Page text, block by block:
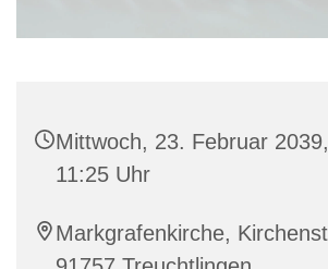
Mittwoch, 23. Februar
11:25 Uhr
Markgrafenkirche,